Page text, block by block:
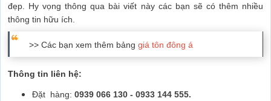
đẹp. Hy vọng thông qua bài viết này các bạn sẽ có thêm nhiều
thông tin hữu ích.
>> Các bạn xem thêm bảng giá tôn đông á
Thông tin liên hệ:
Đặt hàng: 0939 066 130 - 0933 144 555.